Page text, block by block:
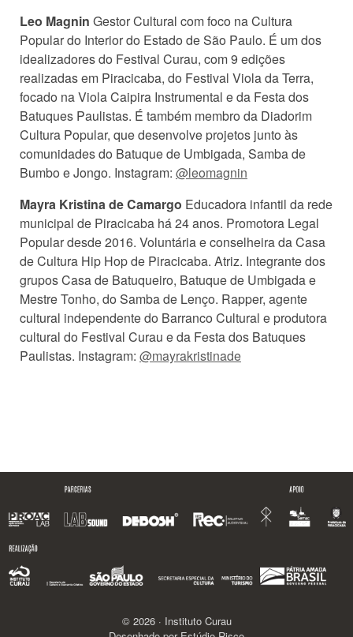
Leo Magnin Gestor Cultural com foco na Cultura
Popular do Interior do Estado de São Paulo. É um dos
idealizadores do Festival Curau, com 9 edições
realizadas em Piracicaba, do Festival Viola da Terra,
focado na Viola Caipira Instrumental e da Festa dos
Batuques Paulistas. É também membro da Diadorim
Cultura Popular, que desenvolve projetos junto às
comunidades do Batuque de Umbigada, Samba de
Bumbo e Jongo. Instagram: @leomagnin
Mayra Kristina de Camargo Educadora infantil da rede
municipal de Piracicaba há 24 anos. Promotora Legal
Popular desde 2016. Voluntária e conselheira da Casa
de Cultura Hip Hop de Piracicaba. Atriz. Integrante dos
grupos Casa de Batuqueiro, Batuque de Umbigada e
Mestre Tonho, do Samba de Lenço. Rapper, agente
cultural independente do Barranco Cultural e produtora
cultural do Festival Curau e da Festa dos Batuques
Paulistas. Instagram: @mayrakristinade
© 2026 · Instituto Curau